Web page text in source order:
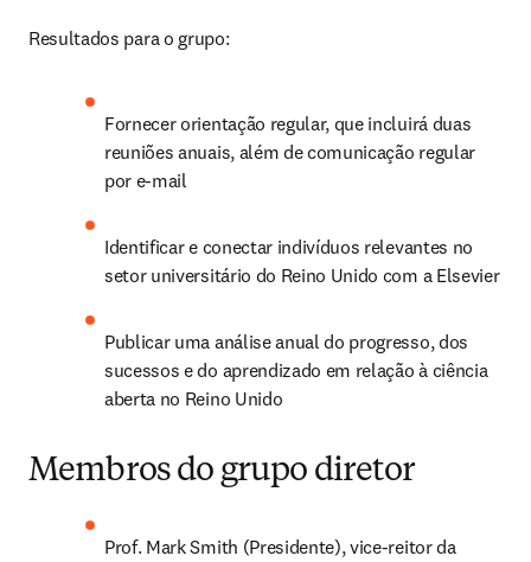
Resultados para o grupo:
Fornecer orientação regular, que incluirá duas
reuniões anuais, além de comunicação regular
por e-mail
Identificar e conectar indivíduos relevantes no
setor universitário do Reino Unido com a Elsevier
Publicar uma análise anual do progresso, dos
sucessos e do aprendizado em relação à ciência
aberta no Reino Unido
Membros do grupo diretor
Prof. Mark Smith (Presidente), vice-reitor da